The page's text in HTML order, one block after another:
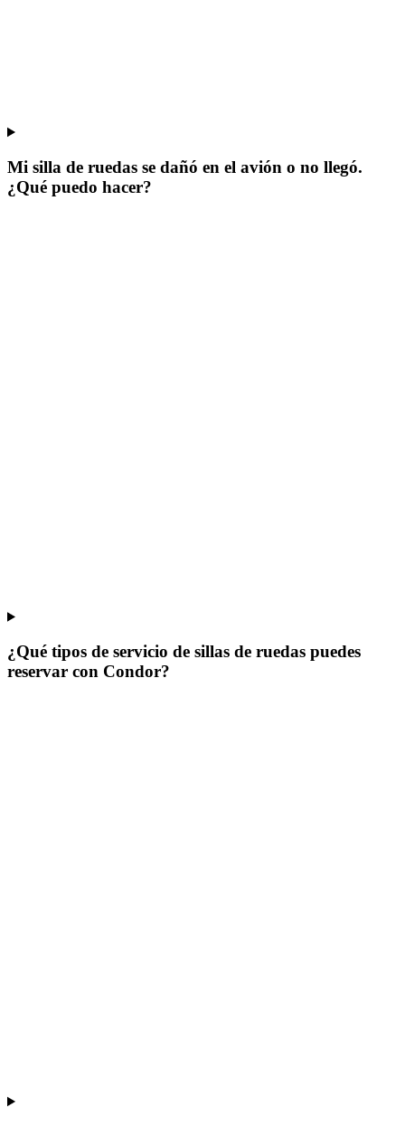
Mi silla de ruedas se dañó en el avión o no llegó.
¿Qué puedo hacer?
¿Qué tipos de servicio de sillas de ruedas puedes
reservar con Condor?